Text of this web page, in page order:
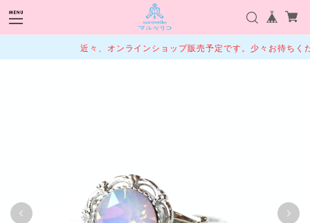
近々、オンラインショップ販売予定です。少々お待ちくだ